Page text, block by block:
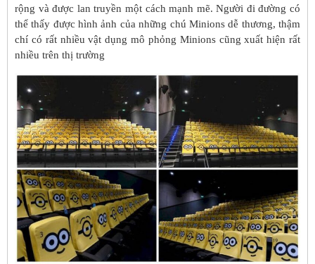
rộng và được lan truyền một cách mạnh mẽ. Người đi đường có
thể thấy được hình ảnh của những chú Minions dễ thương, thậm
chí có rất nhiều vật dụng mô phỏng Minions cũng xuất hiện rất
nhiều trên thị trường